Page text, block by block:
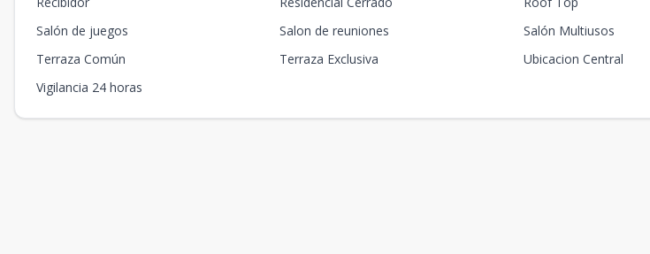
Salón de juegos
Salon de reuniones
Salón Multiusos
Terraza Común
Terraza Exclusiva
Ubicacion Central
Vigilancia 24 horas